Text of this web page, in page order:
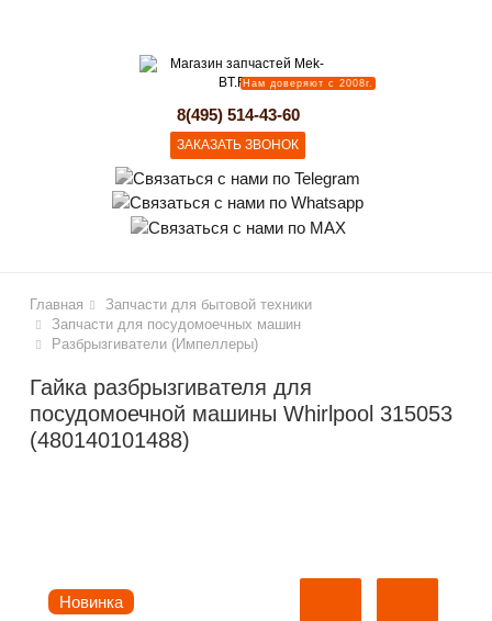
Нам доверяют с 2008г.
8(495) 514-43-60
ЗАКАЗАТЬ ЗВОНОК
Главная
Запчасти для бытовой техники
Запчасти для посудомоечных машин
Разбрызгиватели (Импеллеры)
Гайка разбрызгивателя для
посудомоечной машины Whirlpool 315053
(480140101488)
Новинка